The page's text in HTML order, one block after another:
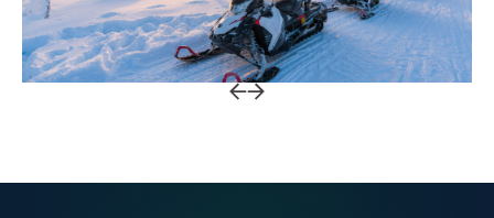
Return to previous slide
Return to previous slide